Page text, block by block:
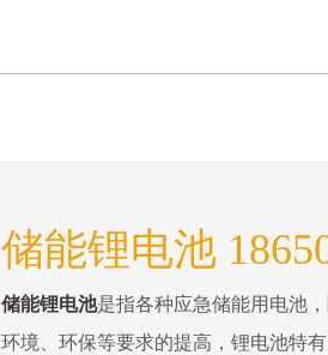
储能锂电池
储能锂电池是指各种应急储能用电池
环境、环保等要求的提高，锂电池特